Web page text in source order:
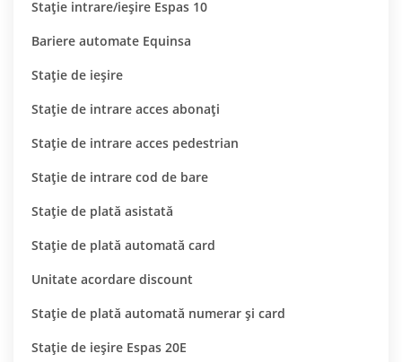
Stație intrare/ieșire Espas 10
Bariere automate Equinsa
Stație de ieșire
Stație de intrare acces abonați
Stație de intrare acces pedestrian
Stație de intrare cod de bare
Staţie de plată asistată
Stație de plată automată card
Unitate acordare discount
Stație de plată automată numerar și card
Stație de ieșire Espas 20E